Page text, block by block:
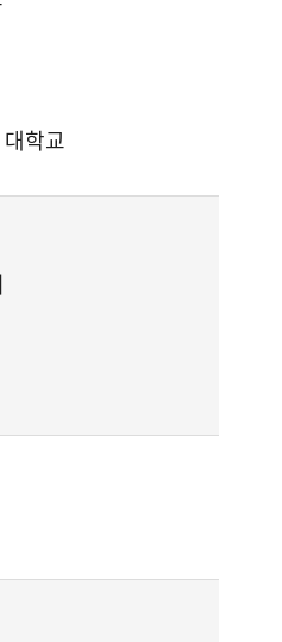
학교